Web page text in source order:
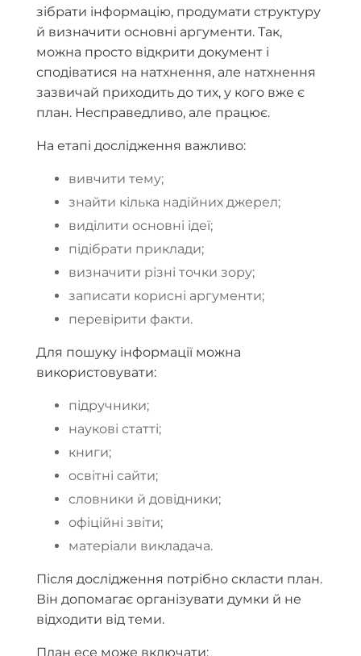
зібрати інформацію, продумати структуру
й визначити основні аргументи. Так,
можна просто відкрити документ і
сподіватися на натхнення, але натхнення
зазвичай приходить до тих, у кого вже є
план. Несправедливо, але працює.
На етапі дослідження важливо:
вивчити тему;
знайти кілька надійних джерел;
виділити основні ідеї;
підібрати приклади;
визначити різні точки зору;
записати корисні аргументи;
перевірити факти.
Для пошуку інформації можна
використовувати:
підручники;
наукові статті;
книги;
освітні сайти;
словники й довідники;
офіційні звіти;
матеріали викладача.
Після дослідження потрібно скласти план.
Він допомагає організувати думки й не
відходити від теми.
План есе може включати: